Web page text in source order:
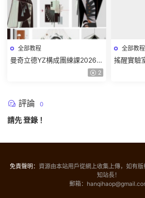
全部教程
曼奇立德YZ構成團練課2026年
8月已結課【畫質高清有課件】
2
全部教程
搖醒實驗
件基礎
評論 0
請先登錄 ！
免責聲明： 資源由本站用戶從網上收集上傳，如有
知站長！
郵箱：